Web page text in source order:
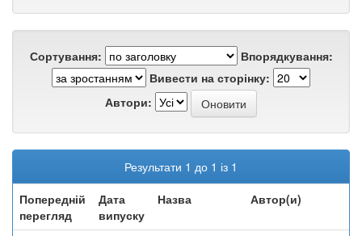
Сортування:
Впорядкування:
Вивести на сторінку:
Автори:
Результати 1 до 1 із 1
Попередній
перегляд
Дата
випуску
Назва Автор(и)